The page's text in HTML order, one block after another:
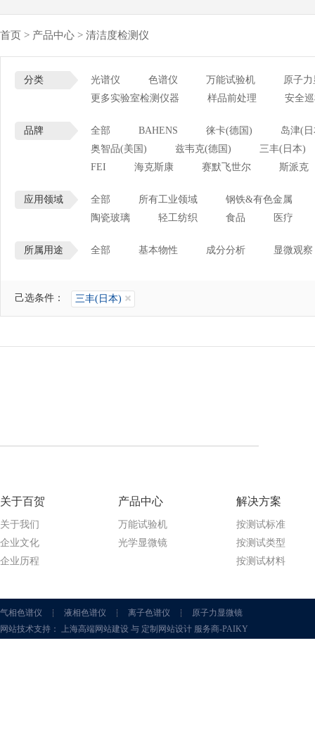
首页 > 产品中心 > 清洁度检测仪
分类 光谱仪 色谱仪 万能试验机
原子
更多实验室检测仪器
样品前处理 安全
品牌 全部 BAHENS 徕卡(德国)
岛津(
奥智品(美国)
兹韦克(德国)
三丰(日本)
FEI
海克斯康 赛默飞世尔 斯派克
应用领域 全部 所有工业领域
钢铁&有色金属
陶瓷玻璃
轻工纺织 食品 医疗
所属用途 全部 基本物性 成分分析 显微观察
己选条件： 三丰(日本)
关于百贺
关于我们
企业文化
企业历程
产品中心
万能试验机
光学显微镜
解决方案
按测试标准
按测试类型
按测试材料
气相色谱仪 液相色谱仪 离子色谱仪
原子力显微镜
网站技术支持： 上海高端网站建设 与 定制网站设计 服务商-PAIKY